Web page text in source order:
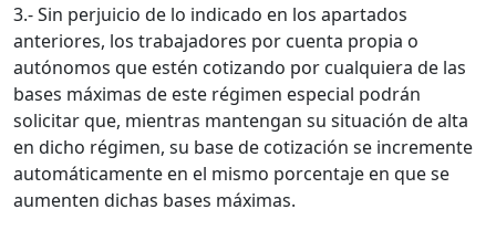
3.- Sin perjuicio de lo indicado en los apartados
anteriores, los trabajadores por cuenta propia o
autónomos que estén cotizando por cualquiera de las
bases máximas de este régimen especial podrán
solicitar que, mientras mantengan su situación de alta
en dicho régimen, su base de cotización se incremente
automáticamente en el mismo porcentaje en que se
aumenten dichas bases máximas.